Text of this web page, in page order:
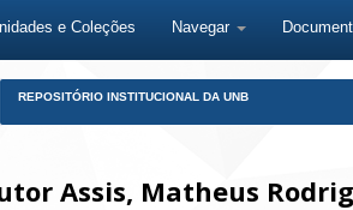
e Coleções Navegar
REPOSITÓRIO INSTITUCIONAL DA UNB
Assis, Matheus